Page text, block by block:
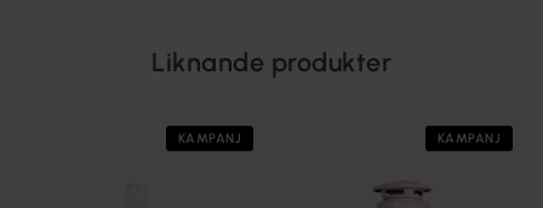
Liknande produkter
KAMPANJ KAMPANJ